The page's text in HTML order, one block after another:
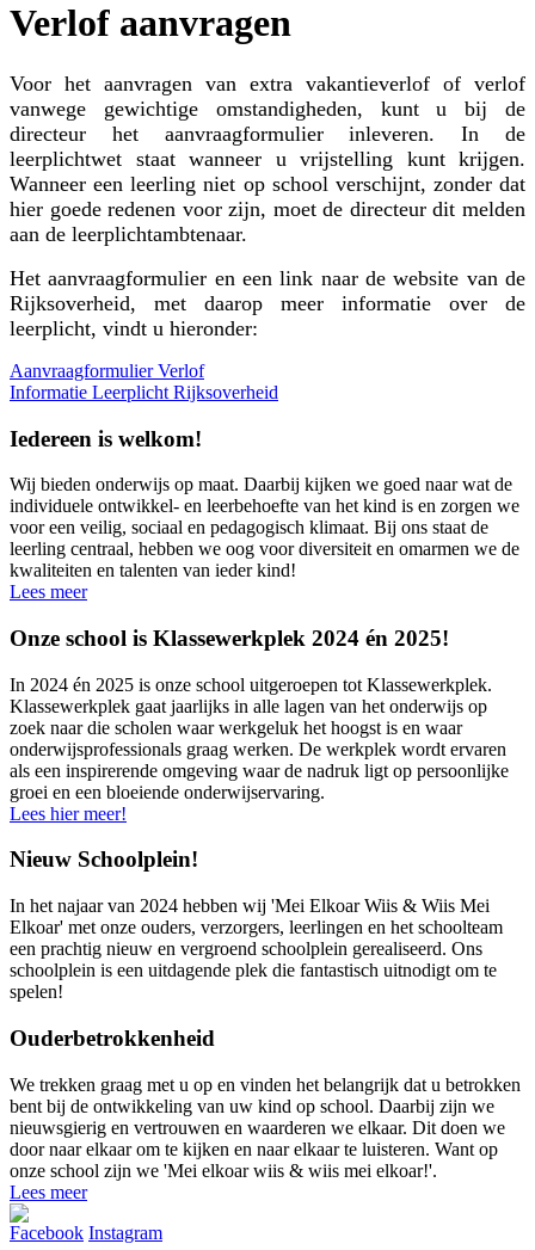
Verlof aanvragen
Voor het aanvragen van extra vakantieverlof of verlof
vanwege gewichtige omstandigheden, kunt u bij de
directeur het aanvraagformulier inleveren. In de
leerplichtwet staat wanneer u vrijstelling kunt krijgen.
Wanneer een leerling niet op school verschijnt, zonder dat
hier goede redenen voor zijn, moet de directeur dit melden
aan de leerplichtambtenaar.
Het aanvraagformulier en een link naar de website van de
Rijksoverheid, met daarop meer informatie over de
leerplicht, vindt u hieronder:
Aanvraagformulier Verlof
Informatie Leerplicht Rijksoverheid
Iedereen is welkom!
Wij bieden onderwijs op maat. Daarbij kijken we goed naar wat de
individuele ontwikkel- en leerbehoefte van het kind is en zorgen we
voor een veilig, sociaal en pedagogisch klimaat. Bij ons staat de
leerling centraal, hebben we oog voor diversiteit en omarmen we de
kwaliteiten en talenten van ieder kind!
Lees meer
Onze school is Klassewerkplek 2024 én 2025!
In 2024 én 2025 is onze school uitgeroepen tot Klassewerkplek.
Klassewerkplek gaat jaarlijks in alle lagen van het onderwijs op
zoek naar die scholen waar werkgeluk het hoogst is en waar
onderwijsprofessionals graag werken. De werkplek wordt ervaren
als een inspirerende omgeving waar de nadruk ligt op persoonlijke
groei en een bloeiende onderwijservaring.
Lees hier meer!
Nieuw Schoolplein!
In het najaar van 2024 hebben wij 'Mei Elkoar Wiis & Wiis Mei
Elkoar' met onze ouders, verzorgers, leerlingen en het schoolteam
een prachtig nieuw en vergroend schoolplein gerealiseerd. Ons
schoolplein is een uitdagende plek die fantastisch uitnodigt om te
spelen!
Ouderbetrokkenheid
We trekken graag met u op en vinden het belangrijk dat u betrokken
bent bij de ontwikkeling van uw kind op school. Daarbij zijn we
nieuwsgierig en vertrouwen en waarderen we elkaar. Dit doen we
door naar elkaar om te kijken en naar elkaar te luisteren. Want op
onze school zijn we 'Mei elkoar wiis & wiis mei elkoar!'.
Lees meer
Facebook Instagram